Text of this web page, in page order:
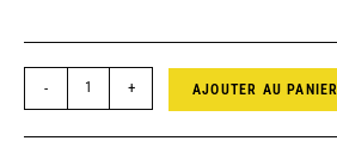
- + AJOUTER AU PANIER